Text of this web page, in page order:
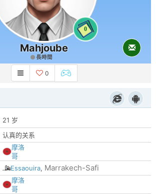
0
Mahjoube
長時間
0
21 岁
认真的关系
摩洛
哥
Essaouira, Marrakech-Safi
摩洛
哥